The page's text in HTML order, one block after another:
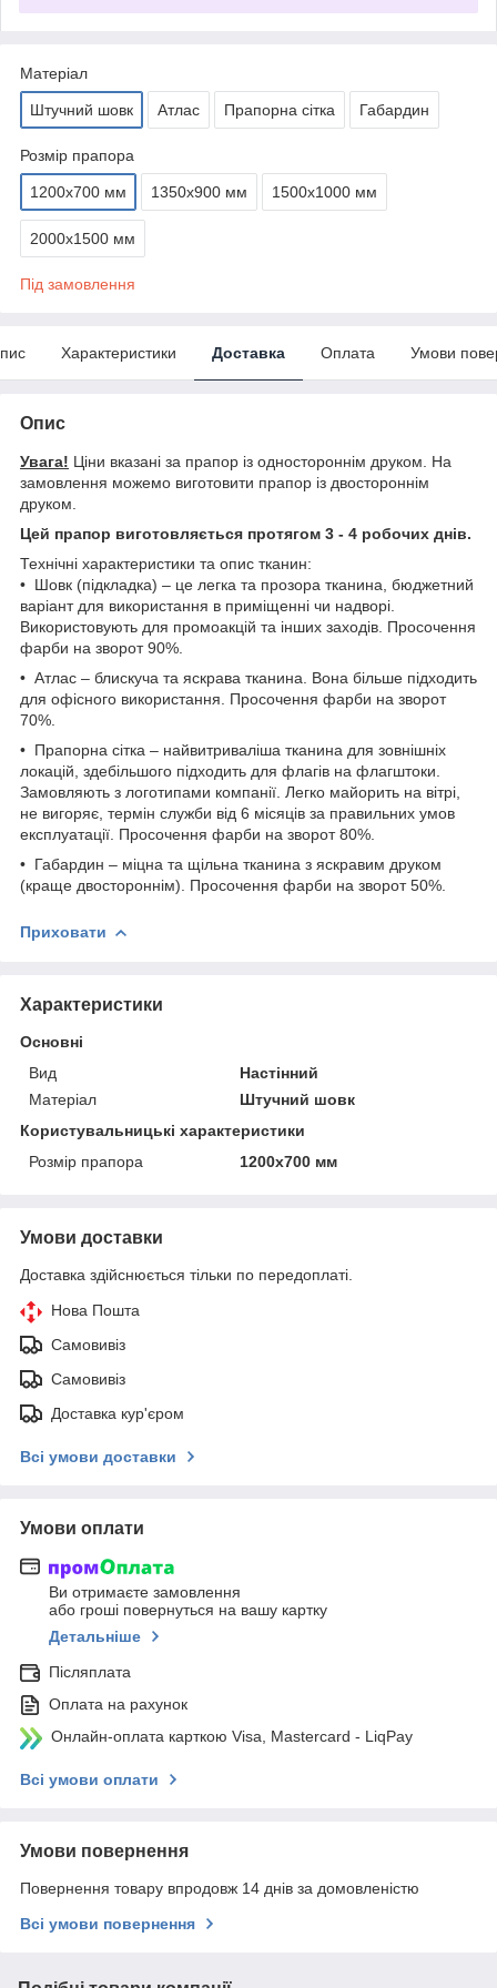
Матеріал
Штучний шовк Атлас Прапорна сітка Габардин
Розмір прапора
1200х700 мм 1350х900 мм 1500х1000 мм
2000х1500 мм
Під замовлення
Характеристики Доставка Оплата Умови
Опис
Увага! Ціни вказані за прапор із одностороннім друком. На
замовлення можемо виготовити прапор із двостороннім
друком.
Цей прапор виготовляється протягом 3 - 4 робочих днів.
Технічні характеристики та опис тканин:
• Шовк (підкладка) – це легка та прозора тканина, бюджетний
варіант для використання в приміщенні чи надворі.
Використовують для промоакцій та інших заходів. Просочення
фарби на зворот 90%.
• Атлас – блискуча та яскрава тканина. Вона більше підходить
для офісного використання. Просочення фарби на зворот
70%.
• Прапорна сітка – найвитриваліша тканина для зовнішніх
локацій, здебільшого підходить для флагів на флагштоки.
Замовляють з логотипами компанії. Легко майорить на вітрі,
не вигоряє, термін служби від 6 місяців за правильних умов
експлуатації. Просочення фарби на зворот 80%.
• Габардин – міцна та щільна тканина з яскравим друком
(краще двостороннім). Просочення фарби на зворот 50%.
Приховати
Характеристики
Основні
Вид
Настінний
Матеріал
Штучний шовк
Користувальницькі характеристики
Розмір прапора
1200х700 мм
Умови доставки
Доставка здійснюється тільки по передоплаті.
Нова Пошта
Самовивіз
Самовивіз
Доставка кур'єром
Всі умови доставки
Умови оплати
Ви отримаєте замовлення
або гроші повернуться на вашу картку
Детальніше
Післяплата
Оплата на рахунок
Онлайн-оплата карткою Visa, Mastercard - LiqPay
Всі умови оплати
Умови повернення
Повернення товару впродовж 14 днів за домовленістю
Всі умови повернення